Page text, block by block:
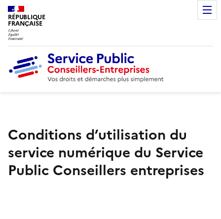
RÉPUBLIQUE
FRANÇAISE
Conditions d’utilisation du
service numérique du Service
Public Conseillers entreprises